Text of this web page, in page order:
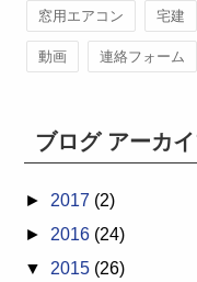
窓用エアコン 宅建
動画 連絡フォーム
ブログ アーカ
► 2017 (2)
► 2016 (24)
▼ 2015 (26)